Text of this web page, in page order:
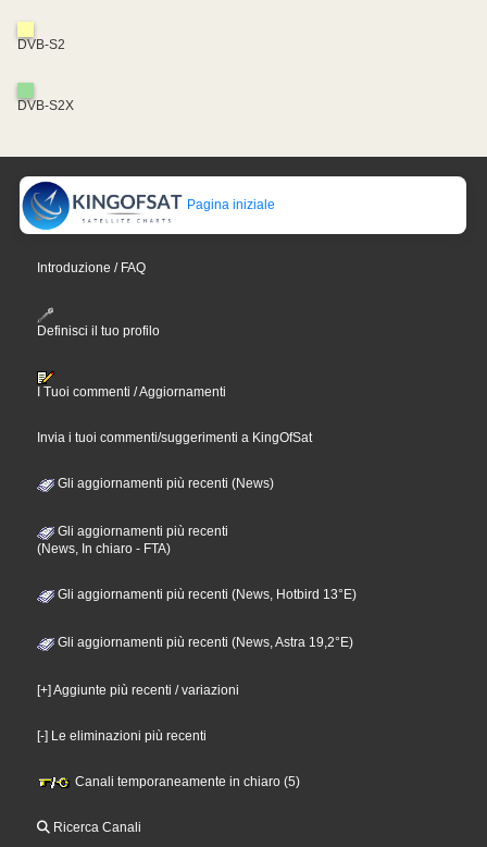
DVB-S2
DVB-S2X
Pagina iniziale
Introduzione / FAQ
Definisci il tuo profilo
I Tuoi commenti / Aggiornamenti
Invia i tuoi commenti/suggerimenti a KingOfSat
Gli aggiornamenti più recenti (News)
Gli aggiornamenti più recenti
(News, In chiaro - FTA)
Gli aggiornamenti più recenti (News, Hotbird 13°E)
Gli aggiornamenti più recenti (News, Astra 19,2°E)
[+] Aggiunte più recenti / variazioni
[-] Le eliminazioni più recenti
Canali temporaneamente in chiaro (5)
Ricerca Canali